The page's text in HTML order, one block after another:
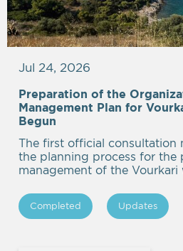
Jul 24, 2026
Preparation of the
Management Plan for
Begun
The first official consultation
the planning process for the
management of the Vourkari
Completed Updates